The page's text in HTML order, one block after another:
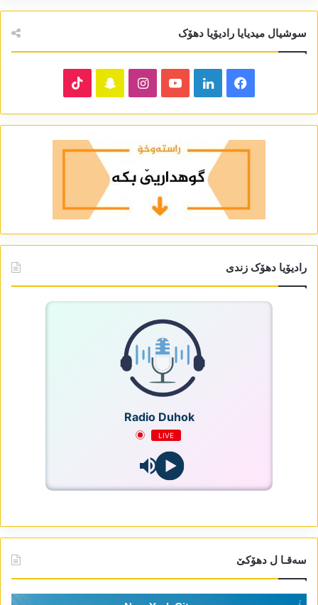
سوشیال میدیایا رادیۆیا دھۆک
Facebook
LinkedIn
YouTube
Instagram
Snapchat
رادیۆیا دھۆک زندی
Radio Duhok
LIVE
سەقـا ل دھۆکێ